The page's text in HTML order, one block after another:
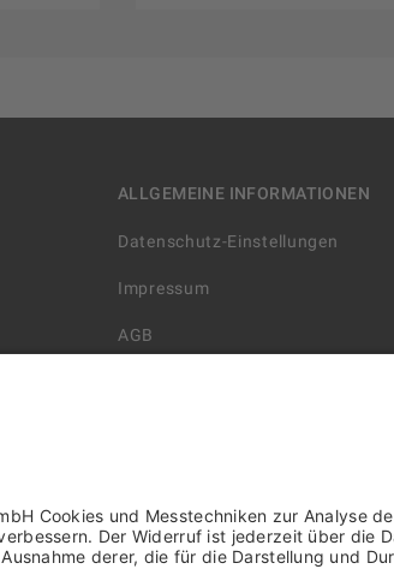
ALLGEMEINE INFORMATIONEN
Datenschutz-Einstellungen
Impressum
AGB
Informationen zur Barrierefreiheit